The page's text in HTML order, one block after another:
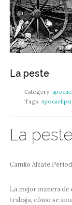
La peste
Category:
Tags:
La peste
Camilo Alzate
La mejor manera de
trabaja, cómo se